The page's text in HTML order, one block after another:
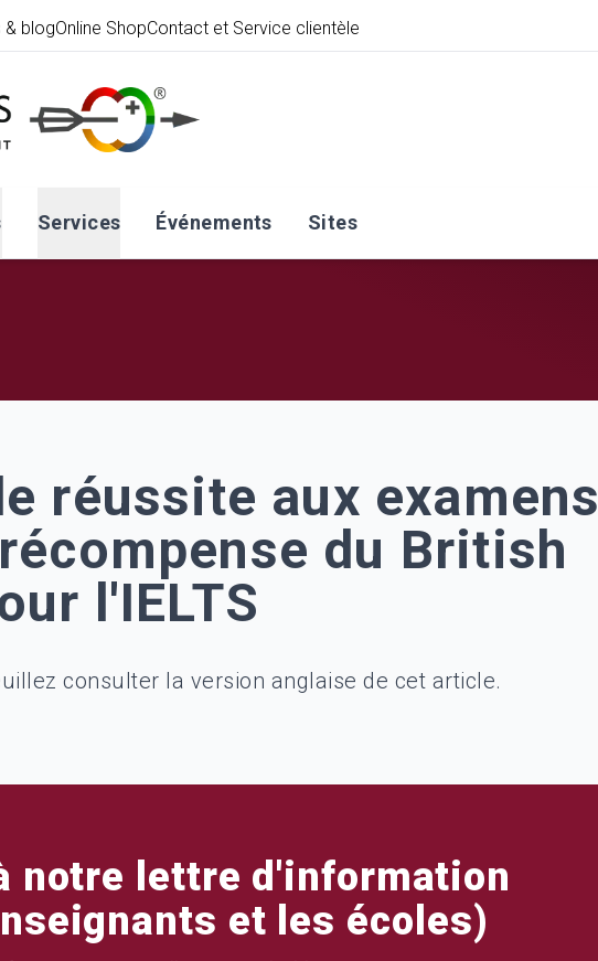
& blogOnline ShopContact et Service clientèle
Services Événements Sites
réussite aux examens
du British
l'IELTS
consulter la version anglaise de cet article.
notre lettre d'information
et les écoles)